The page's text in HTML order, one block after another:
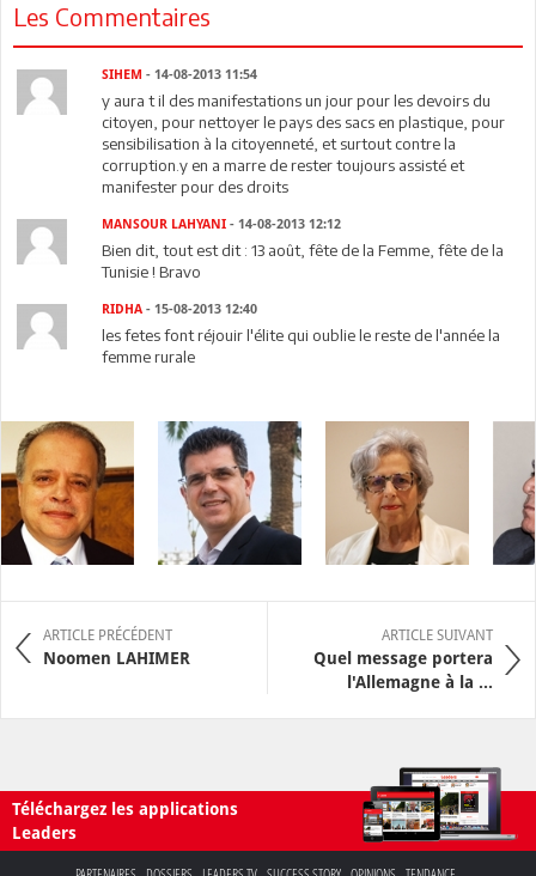
Les Commentaires
SIHEM - 14-08-2013 11:54
y aura t il des manifestations un jour pour les devoirs du
citoyen, pour nettoyer le pays des sacs en plastique, pour
sensibilisation à la citoyenneté, et surtout contre la
corruption.y en a marre de rester toujours assisté et
manifester pour des droits
MANSOUR LAHYANI - 14-08-2013 12:12
Bien dit, tout est dit : 13 août, fête de la Femme, fête de la
Tunisie ! Bravo
RIDHA - 15-08-2013 12:40
les fetes font réjouir l'élite qui oublie le reste de l'année la
femme rurale
ARTICLE PRÉCÉDENT
Noomen LAHIMER
ARTICLE SUIVANT
Quel message portera
l'Allemagne à la ...
Téléchargez les applications
Leaders